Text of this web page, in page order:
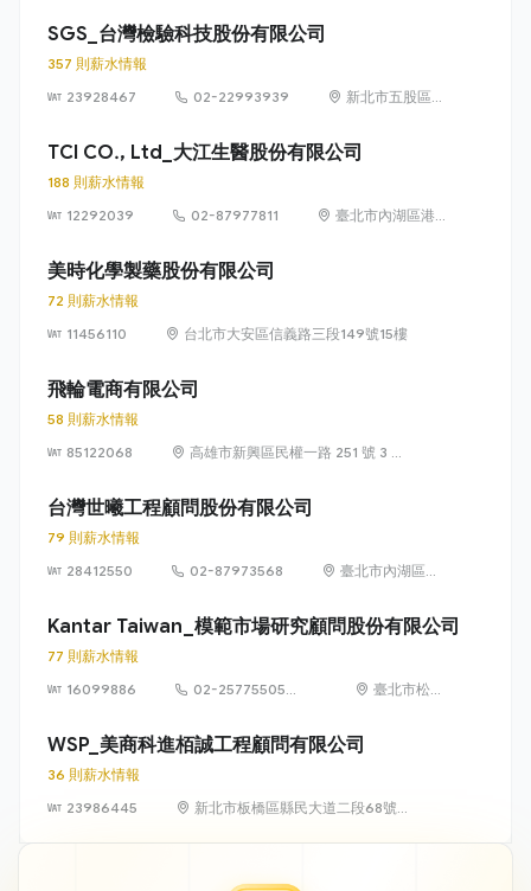
SGS_台灣檢驗科技股份有限公司
357 則薪水情報
23928467
02-22993939
新北市五股區五
（五股工業區）
TCI CO., Ltd_大江生醫股份有限公司
188 則薪水情報
12292039
02-87977811
臺北市內湖區港
美時化學製藥股份有限公司
72 則薪水情報
11456110
台北市大安區信義路三段149號15樓
飛輪電商有限公司
58 則薪水情報
85122068
高雄市新興區民權一路 251 號 3 樓
台灣世曦工程顧問股份有限公司
79 則薪水情報
28412550
02-87973568
臺北市內湖區湖
號
Kantar Taiwan_模範市場研究顧問股份有限公司
77 則薪水情報
16099886
02-25775505
臺北市松山
WSP_美商科進栢誠工程顧問有限公司
36 則薪水情報
23986445
新北市板橋區縣民大道二段68號